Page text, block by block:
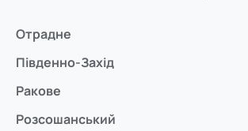
Отрадне
Південно-Захід
Ракове
Розсошанський